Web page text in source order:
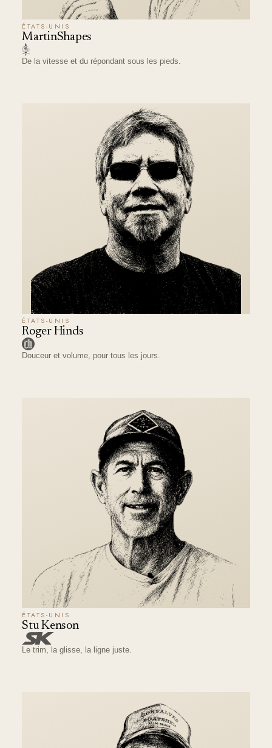
ÉTATS-UNIS
MartinShapes
De la vitesse et du répondant sous les pieds.
ÉTATS-UNIS
Roger Hinds
Douceur et volume, pour tous les jours.
ÉTATS-UNIS
Stu Kenson
Le trim, la glisse, la ligne juste.